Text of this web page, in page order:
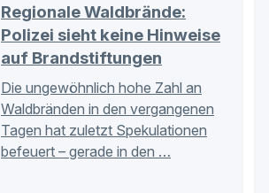
Regionale Waldbrände:
Polizei sieht keine Hinweise
auf Brandstiftungen
Die ungewöhnlich hohe Zahl an
Waldbränden in den vergangenen
Tagen hat zuletzt Spekulationen
befeuert – gerade in den …